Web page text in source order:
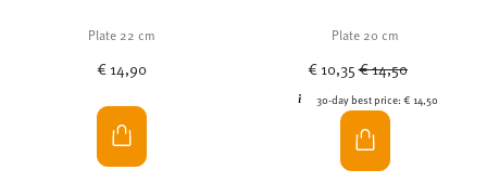
Plate 22 cm
€ 14,90
Plate 20 cm
€ 10,35Price reduced from
€ 14,50
30-day best price:€ 14,50